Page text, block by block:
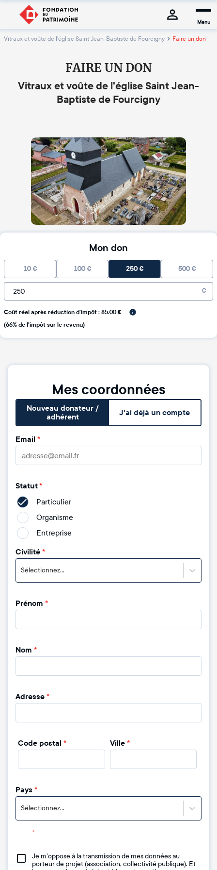
Menu
Vitraux et voûte de l'église Saint Jean-Baptiste de Fourcigny Faire un don
FAIRE UN DON
Vitraux et voûte de l'église Saint Jean-
Baptiste de Fourcigny
Mon don
10 € 100 € 250€ 500 €
€
Coût réel après réduction d'impôt : 85.00 €
(66% de l'impôt sur le revenu)
Mes coordonnées
Nouveau donateur /
adhérent
J'ai déjà un compte
Email *
Statut*
Particulier
Organisme
Entreprise
Civilité*
Sélectionnez...
Prénom *
Nom *
Adresse*
Code postal * Ville *
Pays *
Sélectionnez...
Je m'oppose à la transmission de mes données au
porteur de projet (association, collectivité publique). Et